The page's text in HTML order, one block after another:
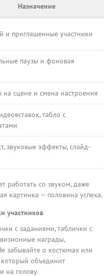
Назначение
и приглашенные участники
паузы и фоновая
на сцене и смена настроения
табло с
звуковые эффекты, слайд-
работать со звуком, даже
картинка — половина успеха.
участников
с заданиями, таблички с
награды,
забывайте о костюмах или
который объединит
на голову.